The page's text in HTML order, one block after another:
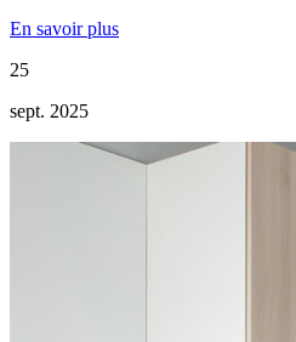
En savoir plus
25
sept. 2025